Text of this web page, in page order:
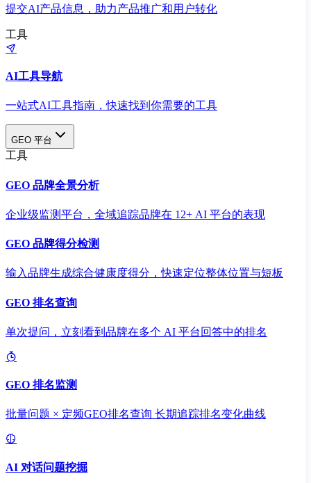
提交AI产品信息，助力产品推广和用户转化
工具
AI工具导航
一站式AI工具指南，快速找到你需要的工具
GEO 平台
工具
GEO 品牌全景分析
企业级监测平台，全域追踪品牌在 12+ AI 平台的表现
GEO 品牌得分检测
输入品牌生成综合健康度得分，快速定位整体位置与短板
GEO 排名查询
单次提问，立刻看到品牌在多个 AI 平台回答中的排名
GEO 排名监测
批量问题 × 定频GEO排名查询 长期追踪排名变化曲线
AI 对话问题挖掘